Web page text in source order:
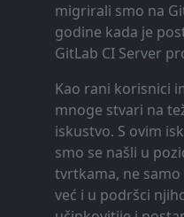
migrirali smo na
godine kada je
GitLab CI Server
Kao rani korisnici
mnoge stvari na
iskustvo. S ovim
smo se našli u
tvrtkama, ne
već i u podršci